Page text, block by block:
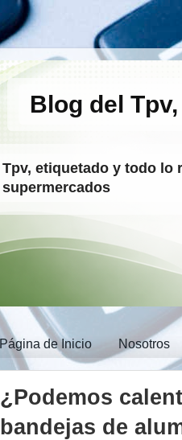
Blog del
Tpv, etiquetado y todo lo
supermercados
Página de Inicio Nosotros
¿Podemos
bandejas de